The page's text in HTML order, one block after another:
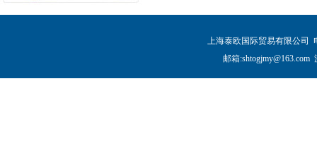
上海泰欧国际贸易有限公司
邮箱:shtogjmy@163.com